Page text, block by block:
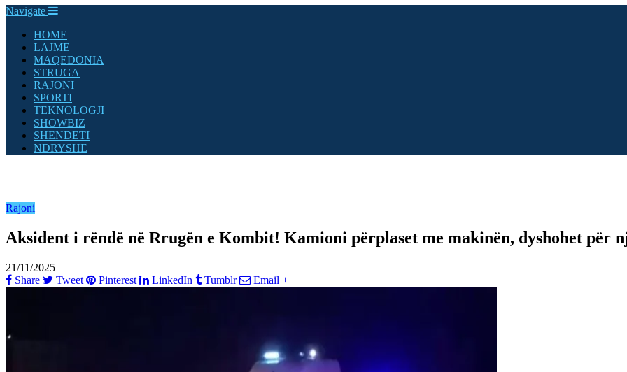
Navigate
HOME
LAJME
MAQEDONIA
STRUGA
RAJONI
SPORTI
TEKNOLOGJI
SHOWBIZ
SHENDETI
NDRYSHE
Rajoni
Aksident i rëndë në Rrugën e Kombit! Kamioni përplaset me makinën, dyshohet për
21/11/2025
Share
Tweet Pinterest LinkedIn Tumblr Email +